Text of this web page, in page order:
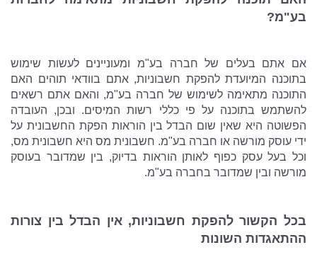
בע"מ?
אם אתם בעלים של חברה בע"מ ומעוניינים לעשות שימוש
בתוכנה המיועדת להפקת חשבוניות, אתם בוודאי תוהים האם
התוכנה מתאימה לשימוש של חברה בע"מ, והאם אתם רשאים
להשתמש בתוכנה על פי כללי רשות המיסים. ובכן, העובדה
הפשוטה היא שאין שום הבדל בין הוראות הפקת החשבונית על
ידי עוסק מורשה או חברה בע"מ. חשבונית מס היא חשבונית מס,
וכל בעל עסק כפוף לאותן הוראות בדיוק, בין שמדובר בעוסק
מורשה ובין שמדובר בחברה בע"מ.
בכל הקשור להפקת חשבוניות, אין הבדל בין צורות
ההתאגדות השונות